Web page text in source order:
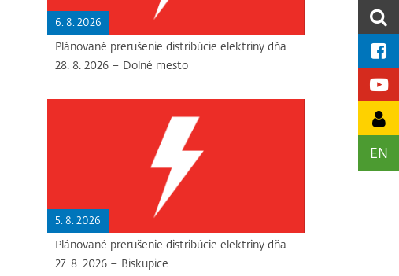
EN
6. 8. 2026
Plánované prerušenie distribúcie elektriny dňa
28. 8. 2026 – Dolné mesto
5. 8. 2026
Plánované prerušenie distribúcie elektriny dňa
27. 8. 2026 – Biskupice